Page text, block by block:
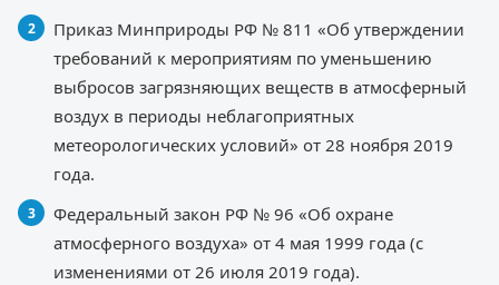
Приказ Минприроды РФ № 811 «Об утверждении
требований к мероприятиям по уменьшению
выбросов загрязняющих веществ в атмосферный
воздух в периоды неблагоприятных
метеорологических условий» от 28 ноября 2019
года.
Федеральный закон РФ № 96 «Об охране
атмосферного воздуха» от 4 мая 1999 года (с
изменениями от 26 июля 2019 года).